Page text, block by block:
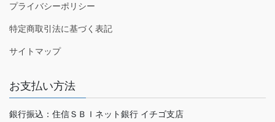
プライバシーポリシー
特定商取引法に基づく表記
サイトマップ
お支払い方法
銀行振込：住信ＳＢＩネット銀行 イチゴ支店